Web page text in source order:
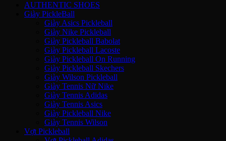
AUTHENTIC SHOES
Giày PickleBall
Giày Asics Pickleball
Giày Nike Pickleball
Giày Pickleball Babolat
Giày Pickleball Lacoste
Giày Pickleball On Running
Giày Pickleball Skechers
Giày Wilson Pickleball
Giày Tennis Nữ Nike
Giày Tennis Adidas
Giày Tennis Asics
Giày Pickleball Nike
Giày Tennis Wilson
Vợt Pickleball